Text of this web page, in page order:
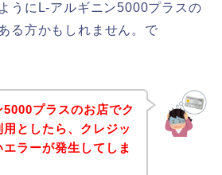
うにL-アルギニン5000プラスの
る方かもしれません。で
プラスのお店でク
としたら、クレジッ
ラーが発生してしま